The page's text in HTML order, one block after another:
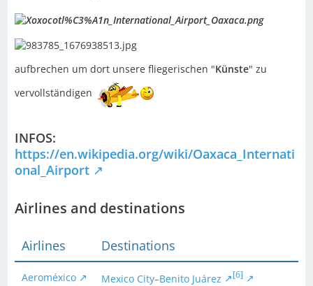
aufbrechen um dort unsere fliegerischen "Künste" zu
vervollständigen
INFOS:
https://en.wikipedia.org/wiki/Oaxaca_Internati
onal_Airport
Airlines and destinations
Airlines Destinations
Aeroméxico Mexico City–Benito Juárez [6]